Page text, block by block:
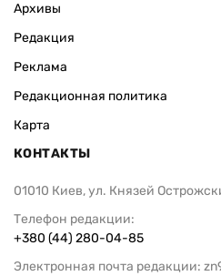
Архивы
Редакция
Реклама
Редакционная политика
Карта
КОНТАКТЫ
01010 Киев, ул. Князей
Телефон редакции:
+380 (44) 280-04-85
Электронная почта редакции: